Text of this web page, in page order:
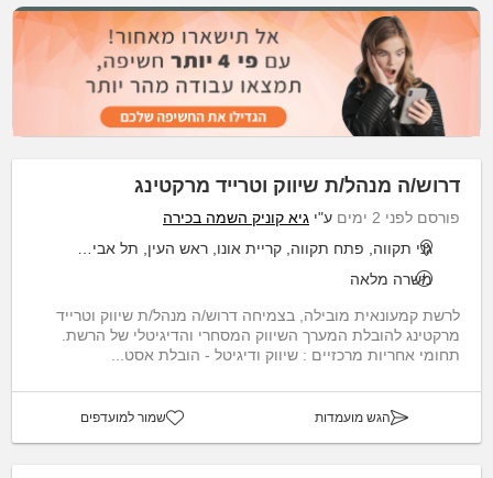
דרוש/ה מנהל/ת שיווק וטרייד מרקטינג
פורסם לפני 2 ימים ע"י גיא קוניק השמה בכירה
גני תקווה, פתח תקווה, קריית אונו, ראש העין, תל אביב יפו
משרה מלאה
לרשת קמעונאית מובילה, בצמיחה דרוש/ה מנהל/ת שיווק וטרייד
מרקטינג להובלת המערך השיווק המסחרי והדיגיטלי של הרשת.
תחומי אחריות מרכזיים : שיווק ודיגיטל - הובלת אסט...
הגש מועמדות שמור למועדפים